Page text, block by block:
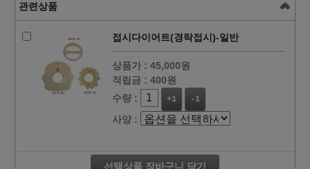
관련상품
접시다이어트(경락접시)-일반
상품가 : 45,000원
적립금 : 400원
수량 :
+1 -1
사양 :
선택상품 장바구니 담기